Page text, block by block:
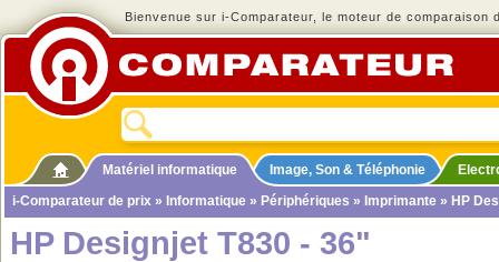
Bienvenue sur i-Comparateur, le moteur de comparaison
Matériel informatique Image, Son & Téléphonie
i-Comparateur de prix » Informatique » Périphériques » Imprimante » HP
HP Designjet T830 - 36"